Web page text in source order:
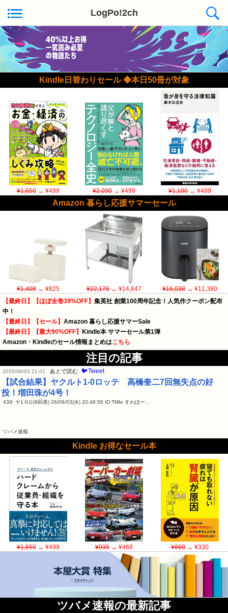
LogPo!2ch
Kindle日替わりセール ◆本日50冊が対象
¥1,650→ ¥499 ¥2,090→ ¥499 ¥1,100→ ¥499
Amazon 暮らし応援サマーセール
¥1,408→ ¥825 ¥22,176→ ¥14,847 ¥16,038→ ¥11,380
【最終日】【ほぼ全巻39%OFF】 集英社 創業100周年記念！人気作クーポン配布
中！
【最終日】【セール】 Amazon 暮らし応援サマーSale
【最終日】【最大90%OFF】 Kindle本 サマーセール第1弾
Amazon・Kindleのセール情報まとめはこちら
注目の記事
2026/06/03 21:01 あとで読む 🐦Tweet
【試合結果】ヤクルト1-0ロッテ 高橋奎二7回無失点の好
投！増田珠が4号！
439: ヤ1-0ロ(9回表) 26/06/03(水) 20:48:56 ID:TMIe すわほー…
ツバメ速報
Kindle お得なセール本
¥1,650→ ¥499 ¥935→ ¥468 ¥660→ ¥330
ツバメ速報の最新記事